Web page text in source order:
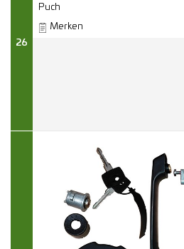
26
Puch
Merken